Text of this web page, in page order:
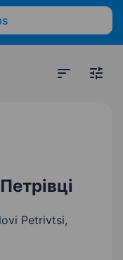
Petrivtsi,